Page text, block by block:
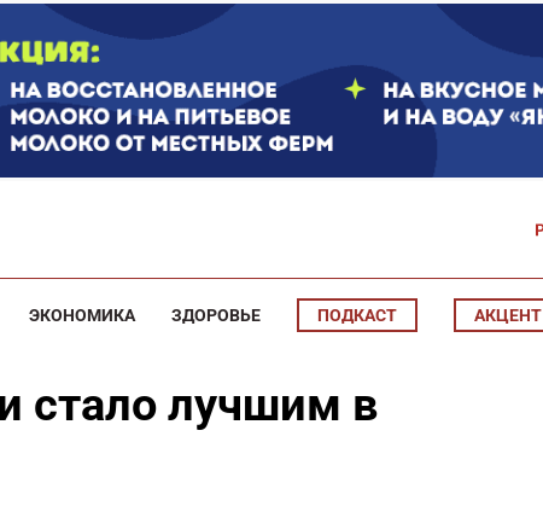
ЭКОНОМИКА ЗДОРОВЬЕ ПОДКАСТ АКЦЕНТ
стало лучшим в